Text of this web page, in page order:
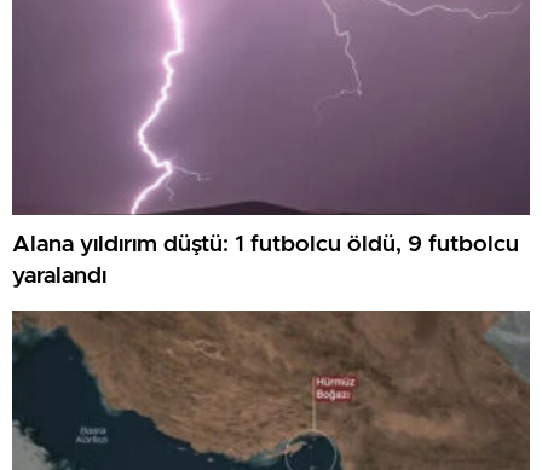
Alana yıldırım düştü: 1 futbolcu öldü, 9 futbolcu
yaralandı